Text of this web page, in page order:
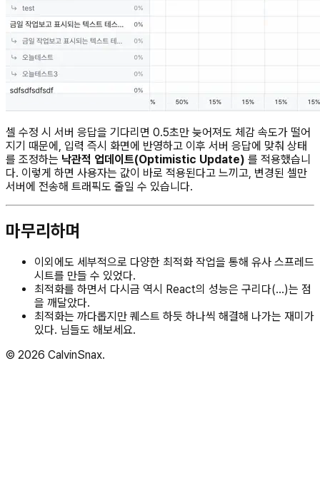
셀 수정 시 서버 응답을 기다리면 0.5초만 늦어져도 체감 속도가 떨어
지기 때문에, 입력 즉시 화면에 반영하고 이후 서버 응답에 맞춰 상태
를 조정하는 낙관적 업데이트(Optimistic Update) 를 적용했습니
다. 이렇게 하면 사용자는 값이 바로 적용된다고 느끼고, 변경된 셀만
서버에 전송해 트래픽도 줄일 수 있습니다.
마무리하며
이외에도 세부적으로 다양한 최적화 작업을 통해 유사 스프레드
시트를 만들 수 있었다.
최적화를 하면서 다시금 역시 React의 성능은 구리다(…)는 점
을 깨달았다.
최적화는 까다롭지만 퀘스트 하듯 하나씩 해결해 나가는 재미가
있다. 님들도 해보세요.
© 2026 CalvinSnax.